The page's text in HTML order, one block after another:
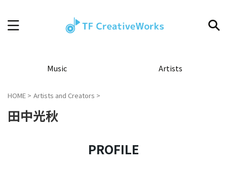
Music Artists
HOME > Artists and Creators >
田中光秋
PROFILE